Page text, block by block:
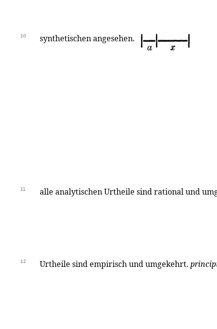
10 synthetischen angesehen.
11 alle analytischen Urtheile sind rational und
12 Urtheile sind empirisch und umgekehrt.